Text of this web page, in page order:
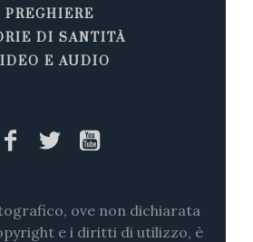
PREGHIERE
DI SANTITÀ
E AUDIO
ove non dichiarata
e i diritti di utilizzo, è